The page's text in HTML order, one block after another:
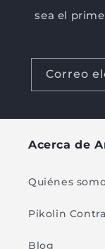
sea el
Correo
Acerca de
Quiénes
Pikolin
Blog